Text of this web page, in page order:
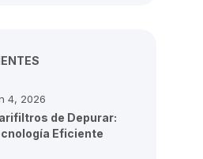
4, 2026
de Depurar:
Eficiente